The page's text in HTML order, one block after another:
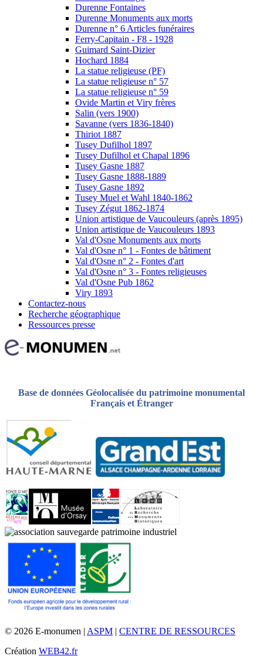
Durenne Fontaines
Durenne Monuments aux morts
Durenne n° 6 Articles funéraires
Ferry-Capitain - F8 - 1928
Guimard Saint-Dizier
Hochard 1884
La statue religieuse (PF)
La statue religieuse n° 57
La statue religieuse n° 59
Ovide Martin et Viry frères
Salin (vers 1900)
Savanne (vers 1836-1840)
Thiriot 1887
Tusey Dufilhol 1897
Tusey Dufilhol et Chapal 1896
Tusey Gasne 1887
Tusey Gasne 1888-1889
Tusey Gasne 1892
Tusey Muel et Wahl 1840-1862
Tusey Zégut 1862-1874
Union artistique de Vaucouleurs (après 1895)
Union artistique de Vaucouleurs 1893
Val d'Osne Monuments aux morts
Val d'Osne n° 1 - Fontes de bâtiment
Val d'Osne n° 2 - Fontes d'art
Val d'Osne n° 3 - Fontes religieuses
Val d'Osne Pub 1862
Viry 1893
Contactez-nous
Recherche géographique
Ressources presse
Base de données Géolocalisée du patrimoine monumental
Français et Étranger
© 2026 E-monumen | ASPM | CENTRE DE RESSOURCES
Création WEB42.fr